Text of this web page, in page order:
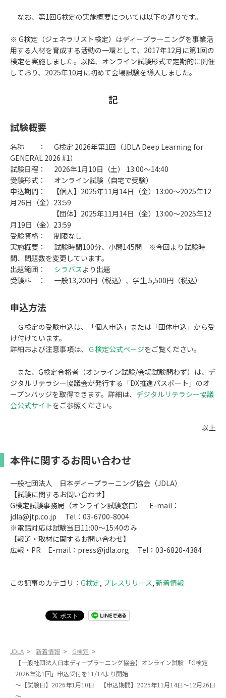
なお、第1回G検定の実施概要については以下の通りです。
※ G検定（ジェネラリスト検定）はディープラーニングを事業活
用する人材を育成する活動の一環として、2017年12月に第1回の
検定を実施しました。以降、オンライン試験形式で定期的に開催
しており、2025年10月に初めて会場試験を導入しました。
記
試験概要
名称 ： G検定 2026年第1回（JDLA Deep Learning for
GENERAL 2026 #1）
試験日程： 2026年1月10日（土） 13:00～14:40
受験形式： オンライン試験（自宅で受験）
申込期間： 【個人】2025年11月14日（金）13:00～2025年12
月26日（金）23:59
【団体】2025年11月14日（金）13:00～2025年12
月19日（金）23:59
受験資格： 制限なし
実施概要： 試験時間100分、小問145問 ※今回より試験時
間、問題数を変更しています。
出題範囲： シラバスより出題
受験料 ： 一般13,200円（税込）、学生 5,500円（税込）
申込方法
Ｇ検定の受験申込は、「個人申込」または「団体申込」から受
け付けています。
詳細および注意事項は、 Ｇ検定公式ページをご覧ください。
また、G検定合格者（オンライン試験/会場試験問わず）は、デ
ジタルリテラシー協議会が発行する「DX推進パスポート」のオ
ープンバッジを取得できます。詳細は、 デジタルリテラシー協議
会公式サイトをご参照ください。
以上
本件に関するお問い合わせ
一般社団法人 日本ディープラーニング協会（JDLA）
【試験に関するお問い合わせ】
G検定試験事務局（オンライン試験窓口） E-mail：
jdla@jtp.co.jp Tel：03-6700-8004
※電話対応は試験当日11:00～15:40のみ
【報道・取材に関するお問い合わせ】
広報・PR E-mail：press@jdla.org Tel：03-6820-4384
この記事のカテゴリ： G検定, プレスリリース, 新着情報
JDLA > 新着情報 > G検定 >
【一般社団法人日本ディープラーニング協会】オンライン試験 「G検定
2026年第1回」申込受付を11/14より開始
～【試験日】2026年1月10日 【申込期間】2025年11月14日～12月26日
～